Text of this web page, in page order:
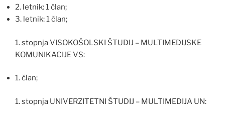
2. letnik: 1 član;
3. letnik: 1 član;
1. stopnja VISOKOŠOLSKI ŠTUDIJ – MULTIMEDIJSKE
KOMUNIKACIJE VS:
1. član;
1. stopnja UNIVERZITETNI ŠTUDIJ – MULTIMEDIJA UN: